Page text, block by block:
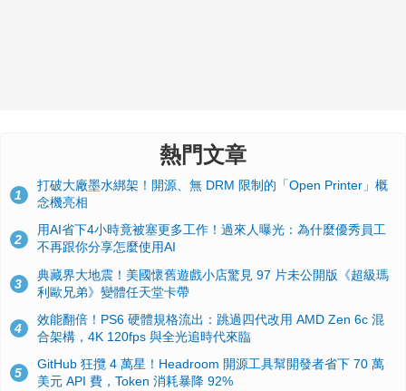
熱門文章
1
打破大廠墨水綁架！開源、無 DRM 限制的「Open Printer」概
念機亮相
2
用AI省下4小時竟被塞更多工作！過來人曝光：為什麼優秀員工
不再跟你分享怎麼使用AI
3
典藏界大地震！美國懷舊遊戲小店驚見 97 片未公開版《超級瑪
利歐兄弟》變體任天堂卡帶
4
效能翻倍！PS6 硬體規格流出：跳過四代改用 AMD Zen 6c 混
合架構，4K 120fps 與全光追時代來臨
5
GitHub 狂攬 4 萬星！Headroom 開源工具幫開發者省下 70 萬
美元 API 費，Token 消耗暴降 92%